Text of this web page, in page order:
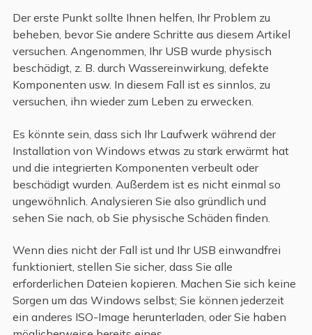
Der erste Punkt sollte Ihnen helfen, Ihr Problem zu
beheben, bevor Sie andere Schritte aus diesem Artikel
versuchen. Angenommen, Ihr USB wurde physisch
beschädigt, z. B. durch Wassereinwirkung, defekte
Komponenten usw. In diesem Fall ist es sinnlos, zu
versuchen, ihn wieder zum Leben zu erwecken.
Es könnte sein, dass sich Ihr Laufwerk während der
Installation von Windows etwas zu stark erwärmt hat
und die integrierten Komponenten verbeult oder
beschädigt wurden. Außerdem ist es nicht einmal so
ungewöhnlich. Analysieren Sie also gründlich und
sehen Sie nach, ob Sie physische Schäden finden.
Wenn dies nicht der Fall ist und Ihr USB einwandfrei
funktioniert, stellen Sie sicher, dass Sie alle
erforderlichen Dateien kopieren. Machen Sie sich keine
Sorgen um das Windows selbst; Sie können jederzeit
ein anderes ISO-Image herunterladen, oder Sie haben